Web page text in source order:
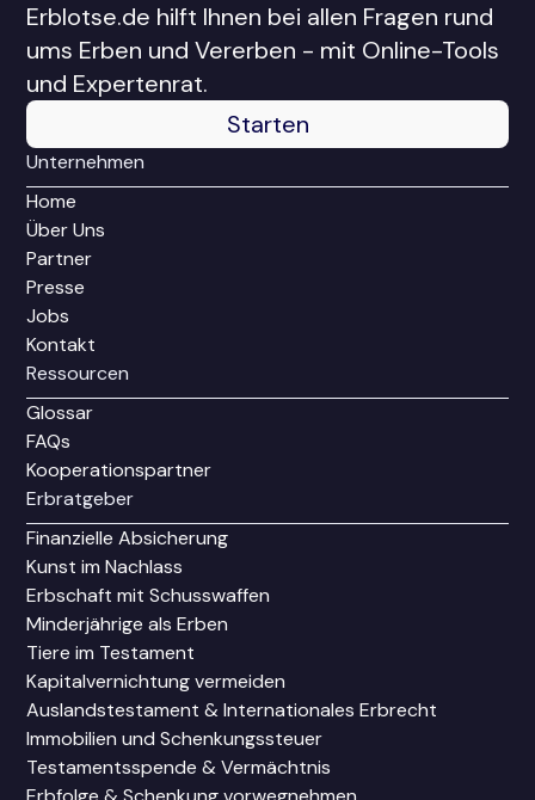
Erblotse.de hilft Ihnen bei allen Fragen rund
ums Erben und Vererben - mit Online-Tools
und Expertenrat.
Starten
Unternehmen
Home
Über Uns
Partner
Presse
Jobs
Kontakt
Ressourcen
Glossar
FAQs
Kooperationspartner
Erbratgeber
Finanzielle Absicherung
Kunst im Nachlass
Erbschaft mit Schusswaffen
Minderjährige als Erben
Tiere im Testament
Kapitalvernichtung vermeiden
Auslandstestament & Internationales Erbrecht
Immobilien und Schenkungssteuer
Testamentsspende & Vermächtnis